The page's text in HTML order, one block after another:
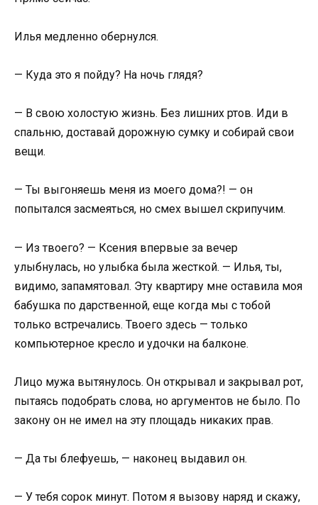
Илья медленно обернулся.
— Куда это я пойду? На ночь глядя?
— В свою холостую жизнь. Без лишних ртов. Иди в
спальню, доставай дорожную сумку и собирай свои
вещи.
— Ты выгоняешь меня из моего дома?! — он
попытался засмеяться, но смех вышел скрипучим.
— Из твоего? — Ксения впервые за вечер
улыбнулась, но улыбка была жесткой. — Илья, ты,
видимо, запамятовал. Эту квартиру мне оставила моя
бабушка по дарственной, еще когда мы с тобой
только встречались. Твоего здесь — только
компьютерное кресло и удочки на балконе.
Лицо мужа вытянулось. Он открывал и закрывал рот,
пытаясь подобрать слова, но аргументов не было. По
закону он не имел на эту площадь никаких прав.
— Да ты блефуешь, — наконец выдавил он.
— У тебя сорок минут. Потом я вызову наряд и скажу,